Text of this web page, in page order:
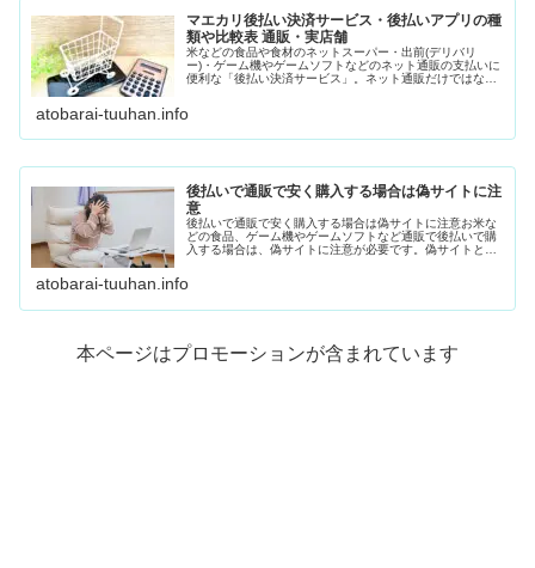
マエカリ後払い決済サービス・後払いアプリの種
類や比較表 通販・実店舗
米などの食品や食材のネットスーパー・出前(デリバリ
ー)・ゲーム機やゲームソフトなどのネット通販の支払いに
便利な「後払い決済サービス」。ネット通販だけではな
atobarai-tuuhan.info
後払いで通販で安く購入する場合は偽サイトに注
意
後払いで通販で安く購入する場合は偽サイトに注意お米な
どの食品、ゲーム機やゲームソフトなど通販で後払いで購
入する場合は、偽サイトに注意が必要です。偽サイトと
atobarai-tuuhan.info
本ページはプロモーションが含まれています